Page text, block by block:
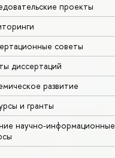
проекты
советы
диссертаций
развитие
и гранты
научно-информационные